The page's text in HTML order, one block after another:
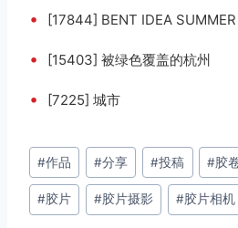
• [17844] BENT IDEA SUMMER
• [15403] 被绿色覆盖的杭州
• [7225] 城市
文
章
标
#作品 #分享 #投稿 #胶
#胶片 #胶片摄影 #胶片相机